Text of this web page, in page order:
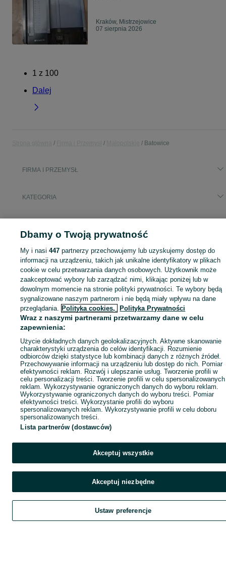
Kraków, Mistrzejowice
07 sierpnia 2026
1 z 100
Dalej
Batowice
FIRMA I PRZEMYSŁ
KATEGORIA
Mapa kategorii
Mapa miejscowości
Mapa ministron
Popularne wyszukiwania
Szukaj Obserwujesz Dodaj Czat
Dbamy o Twoją prywatność
My i nasi447 partnerzy przechowujemy lub uzyskujemy dostęp do
informacji na urządzeniu, takich jak unikalne identyfikatory w plikach
cookie w celu przetwarzania danych osobowych. Użytkownik może
zaakceptować wybory lub zarządzać nimi, klikając poniżej lub w
dowolnym momencie na stronie polityki prywatności. Te wybory będą
sygnalizowane naszym partnerom i nie będą miały wpływu na dane
przeglądania. Polityka cookies, Polityka Prywatności
Wraz z naszymi partnerami przetwarzamy dane w celu
zapewnienia:
Użycie dokładnych danych geolokalizacyjnych. Aktywne skanowanie
charakterystyki urządzenia do celów identyfikacji. Rozumienie
odbiorców dzięki statystyce lub kombinacji danych z różnych źródeł.
Przechowywanie informacji na urządzeniu lub dostęp do nich. Pomiar
efektywności reklam. Rozwój i ulepszanie usług. Tworzenie profili w
celu personalizacji treści. Tworzenie profili w celu spersonalizowanych
reklam. Wykorzystywanie ograniczonych danych do wyboru reklam.
Wykorzystywanie ograniczonych danych do wyboru treści. Pomiar
efektywności treści. Wykorzystanie profili do wyboru
spersonalizowanych reklam. Wykorzystywanie profili w celu doboru
spersonalizowanych treści.
Lista partnerów (dostawców)
Akceptuj wszystkie
Akceptuj niezbędne
Ustaw preferencje